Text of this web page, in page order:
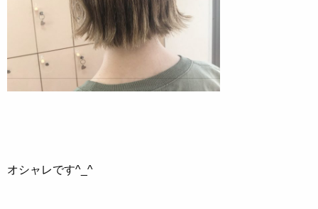
オシャレです^_^